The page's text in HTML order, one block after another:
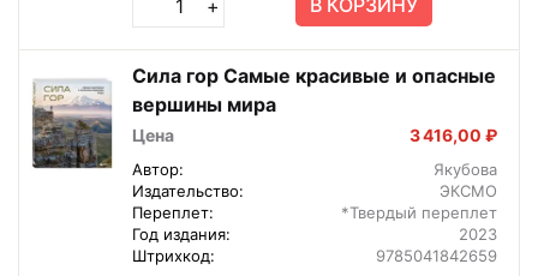
+ В КОРЗИНУ
Сила гор Самые красивые и опасные
вершины мира
Цена 3 416,00 ₽
Автор:
Якубова
Издательство:
ЭКСМО
Переплет:
*Твердый переплет
Год издания:
2023
Штрихкод:
9785041842659